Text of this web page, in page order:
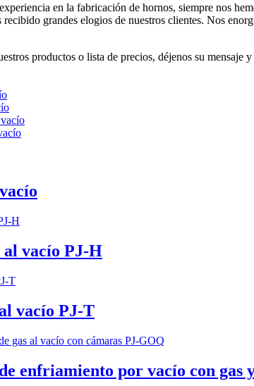
en la fabricación de hornos, siempre nos
recibido grandes elogios de nuestros clientes. Nos
productos o lista de precios, déjenos su mensaje
vacío PJ-H
vacío PJ-T
enfriamiento por vacío con gas